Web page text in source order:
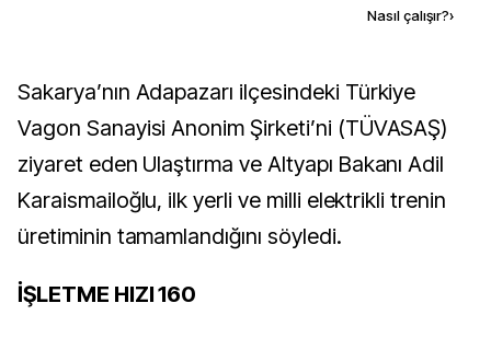
Nasıl çalışır?›
Sakarya’nın Adapazarı ilçesindeki Türkiye
Vagon Sanayisi Anonim Şirketi’ni (TÜVASAŞ)
ziyaret eden Ulaştırma ve Altyapı Bakanı Adil
Karaismailoğlu, ilk yerli ve milli elektrikli trenin
üretiminin tamamlandığını söyledi.
İŞLETME HIZI 160